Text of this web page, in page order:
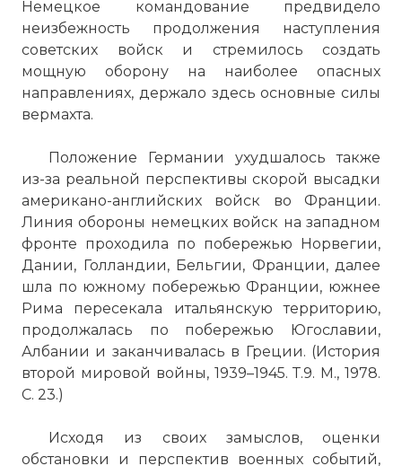
Немецкое командование предвидело
неизбежность продолжения наступления
советских войск и стремилось создать
мощную оборону на наиболее опасных
направлениях, держало здесь основные силы
вермахта.
Положение Германии ухудшалось также
из-за реальной перспективы скорой высадки
американо-английских войск во Франции.
Линия обороны немецких войск на западном
фронте проходила по побережью Норвегии,
Дании, Голландии, Бельгии, Франции, далее
шла по южному побережью Франции, южнее
Рима пересекала итальянскую территорию,
продолжалась по побережью Югославии,
Албании и заканчивалась в Греции. (История
второй мировой войны, 1939–1945. Т.9. М., 1978.
С. 23.)
Исходя из своих замыслов, оценки
обстановки и перспектив военных событий,